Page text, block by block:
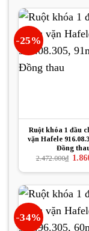
-25%
Ruột khóa 1 đầu
vặn Hafele
Đồng
2.472.000₫ Giá
là:
-34%